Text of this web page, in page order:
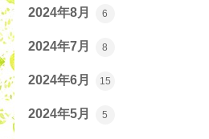
2024年8月 6
2024年7月 8
2024年6月 15
2024年5月 5